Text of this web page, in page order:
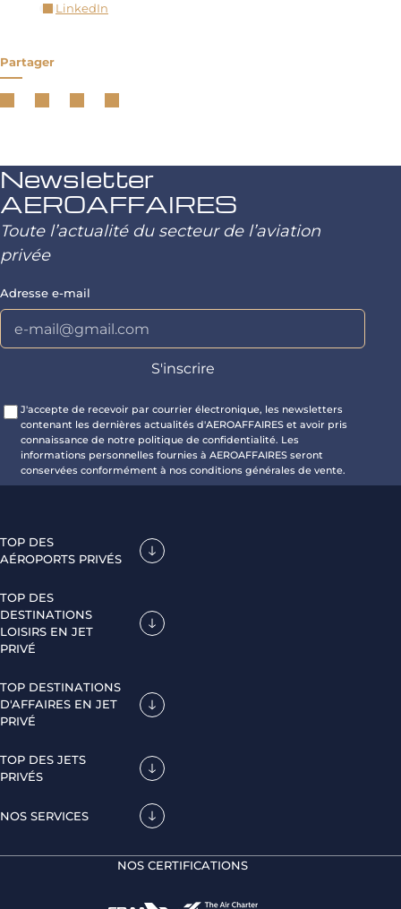
LinkedIn
Partager
Newsletter
AEROAFFAIRES
Toute l’actualité du secteur de l’aviation
privée
Adresse e-mail
J'accepte de recevoir par courrier électronique, les newsletters
contenant les dernières actualités d'AEROAFFAIRES et avoir pris
connaissance de notre politique de confidentialité. Les
informations personnelles fournies à AEROAFFAIRES seront
conservées conformément à nos conditions générales de vente.
TOP DES
AÉROPORTS PRIVÉS
TOP DES
DESTINATIONS
LOISIRS EN JET
PRIVÉ
TOP DESTINATIONS
D'AFFAIRES EN JET
PRIVÉ
TOP DES JETS
PRIVÉS
NOS SERVICES
NOS CERTIFICATIONS